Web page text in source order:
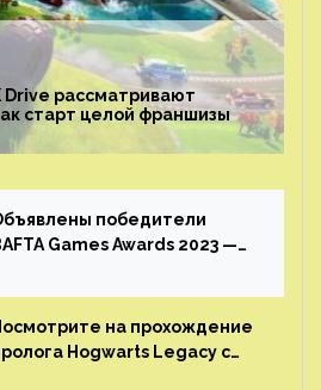
Drive рассматривают
старт целой франшизы
победители
Games Awards 2023 —
шесть наград
на прохождение
Hogwarts Legacy с